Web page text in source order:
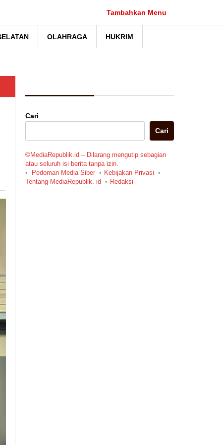
Tambahkan Menu
OLAHRAGA HUKRIM
Cari
Cari
©MediaRepublik.id – Dilarang mengutip sebagian
atau seluruh isi berita tanpa izin.
Pedoman Media Siber
Kebijakan Privasi
Tentang MediaRepublik. id
Redaksi